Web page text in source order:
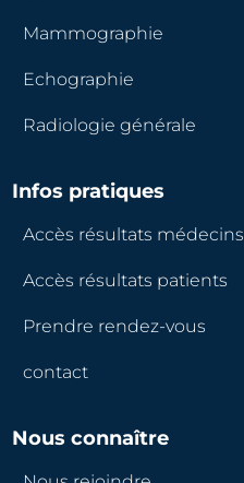
Mammographie
Echographie
Radiologie générale
Infos pratiques
Accès résultats médecins
Accès résultats patients
Prendre rendez-vous
contact
Nous connaître